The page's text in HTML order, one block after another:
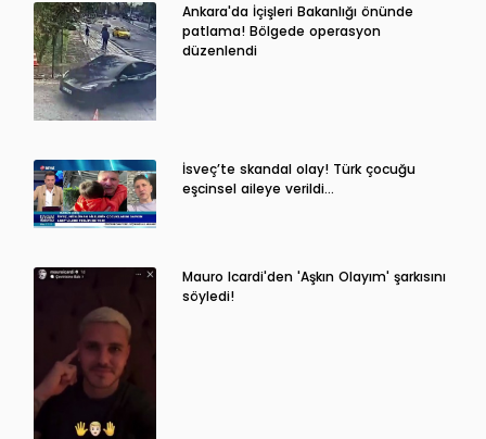
Ankara'da İçişleri Bakanlığı önünde
patlama! Bölgede operasyon
düzenlendi
İsveç’te skandal olay! Türk çocuğu
eşcinsel aileye verildi…
Mauro Icardi'den 'Aşkın Olayım' şarkısını
söyledi!